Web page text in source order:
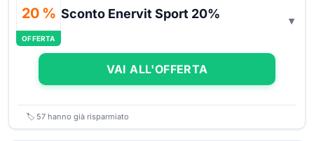
20 %
OFFERTA
Sconto Enervit Sport 20%
VAI ALL'OFFERTA
🏷️ 57 hanno già risparmiato